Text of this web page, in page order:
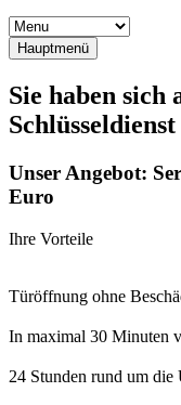
Hauptmenü
Sie haben sich
Unser Angebot:
Euro
Ihre Vorteile
Türöffnung ohne
In maximal 30 Minuten
24 Stunden rund um die